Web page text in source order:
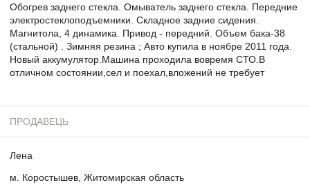
Обогрев заднего стекла. Омыватель заднего стекла. Передние
электростеклоподъемники. Складное задние сидения.
Магнитола, 4 динамика. Привод - передний. Объем бака-38
(стальной) . Зимняя резина ; Авто купила в ноябре 2011 года.
Новый аккумулятор.Машина проходила вовремя СТО.В
отличном состоянии,сел и поехал,вложений не требует
ПРОДАВЕЦЬ
Лена
м. Коростышев, Житомирская область